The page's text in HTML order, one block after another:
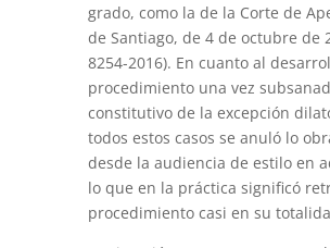
grado, como la de la Corte de
de Santiago, de 4 de octubre de
8254-2016). En cuanto al
procedimiento una vez
constitutivo de la excepción
todos estos casos se anuló lo
desde la audiencia de estilo en
lo que en la práctica significó
procedimiento casi en su